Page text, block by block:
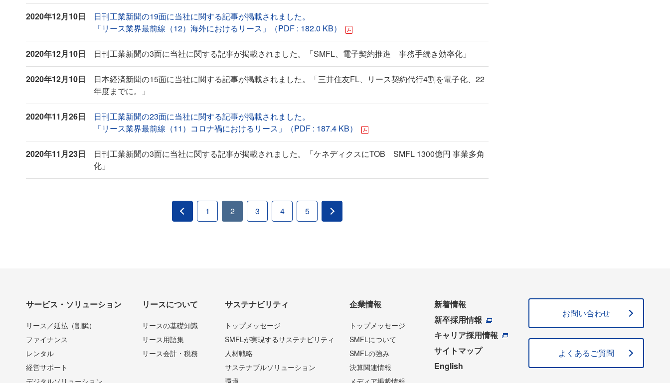
2020年12月10日
日刊工業新聞の19面に当社に関する記事が掲載されました。
「リース業界最前線（12）海外におけるリース」（PDF : 182.0 KB）
2020年12月10日 日刊工業新聞の3面に当社に関する記事が掲載されました。「SMFL、電子契約推進 事務手続き効率化」
2020年12月10日
日本経済新聞の15面に当社に関する記事が掲載されました。「三井住友FL、リース契約代行4割を電子化、22
年度までに。」
2020年11月26日
日刊工業新聞の23面に当社に関する記事が掲載されました。
「リース業界最前線（11）コロナ禍におけるリース」（PDF : 187.4 KB）
2020年11月23日
日刊工業新聞の3面に当社に関する記事が掲載されました。「ケネディクスにTOB SMFL 1300億円 事業多角
化」
1 2 3 4 5
サービス・ソリューション
リース／延払（割賦）
ファイナンス
レンタル
経営サポート
デジタルソリューション
リースについて
リースの基礎知識
リース用語集
リース会計・税務
サステナビリティ
トップメッセージ
SMFLが実現するサステナビリティ
人材戦略
サステナブルソリューション
環境
企業情報
トップメッセージ
SMFLについて
SMFLの強み
決算関連情報
メディア掲載情報
新着情報
新卒採用情報
キャリア採用情報
サイトマップ
English
お問い合わせ
よくあるご質問